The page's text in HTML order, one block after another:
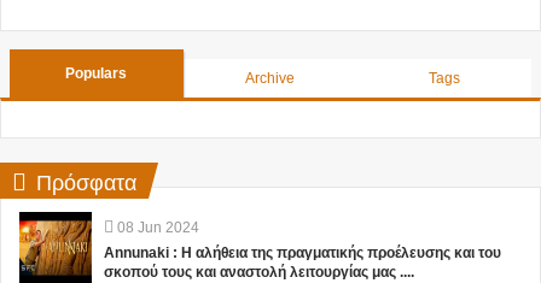
Populars Archive Tags
Πρόσφατα
08 Jun 2024
Annunaki : Η αλήθεια της πραγματικής προέλευσης και του
σκοπού τους και αναστολή λειτουργίας μας ....